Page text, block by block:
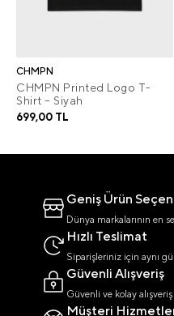
CHMPN
CHMPN Printed Logo T-
Shirt – Siyah
699,00 TL
Geniş Ürün
Dünya markalarının en
Hızlı Teslimat
Siparişleriniz için aynı
Güvenli Alışveriş
Güvenli ve kolay
Müşteri